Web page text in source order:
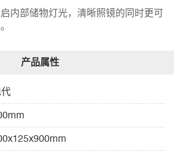
内部储物灯光，清晰照镜的同时更可